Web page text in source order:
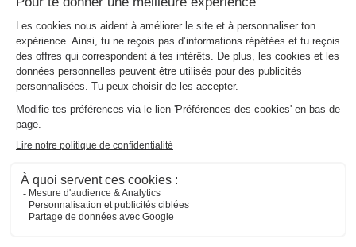
Camping l'Océan★★★★★
Brem Sur Mer -Voir sur la carte
Avis TripAdvisor
Avis clients
8.6
MOBILHOME 5 personnes - AUTHENTIQUE - TV -
PLANCHA
Meilleur prix pour 7 nuits